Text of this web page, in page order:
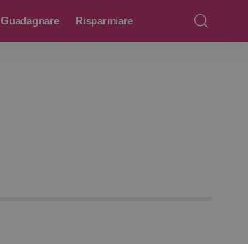
Guadagnare Risparmiare